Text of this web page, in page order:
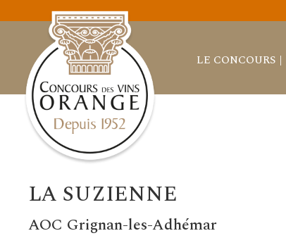
LE CONCOURS
LA SUZIENNE
AOC Grignan-les-Adhémar